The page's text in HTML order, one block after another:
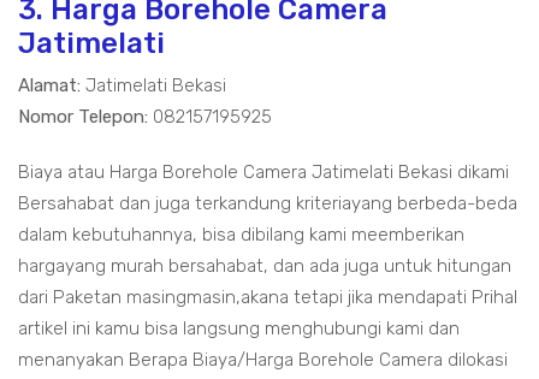
3. Harga Borehole Camera
Jatimelati
Alamat: Jatimelati Bekasi
Nomor Telepon: 082157195925
Biaya atau Harga Borehole Camera Jatimelati Bekasi dikami
Bersahabat dan juga terkandung kriteriayang berbeda-beda
dalam kebutuhannya, bisa dibilang kami meemberikan
hargayang murah bersahabat, dan ada juga untuk hitungan
dari Paketan masingmasin,akana tetapi jika mendapati Prihal
artikel ini kamu bisa langsung menghubungi kami dan
menanyakan Berapa Biaya/Harga Borehole Camera dilokasi